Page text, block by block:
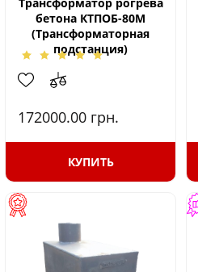
бетона КТПОБ-80М
(Трансформаторная
подстанция)
172000.00 грн.
КУПИТЬ